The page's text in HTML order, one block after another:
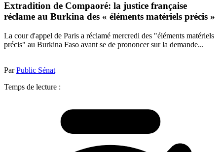
Extradition de Compaoré: la justice française
réclame au Burkina des « éléments matériels précis »
La cour d'appel de Paris a réclamé mercredi des "éléments matériels
précis" au Burkina Faso avant se de prononcer sur la demande...
ParPublic Sénat
Temps de lecture :